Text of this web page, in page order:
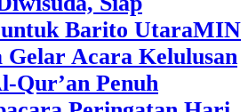
Barito UtaraMIN
Acara Kelulusan
Qur’an Penuh